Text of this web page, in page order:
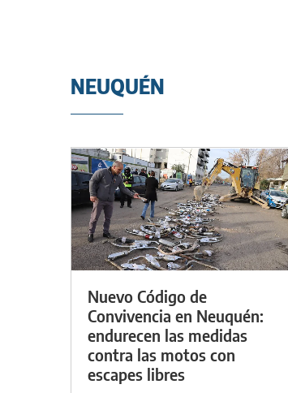
NEUQUÉN
Nuevo Código de
Convivencia en Neuquén:
endurecen las medidas
contra las motos con
escapes libres